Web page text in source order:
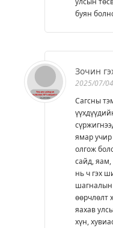
буян
Зочин
2025/07/04
Сагсны
ямар
олгож
сайд, яам,
нь ч гэх
шагналын
өөрчлөлт
яахав
хүн,